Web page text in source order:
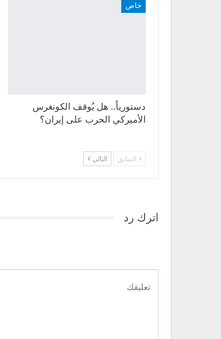
خاص
دستورياً.. هل يُوقف الكونغرس
الأميركي الحرب على إيران؟
السابق التالي
اترك رد